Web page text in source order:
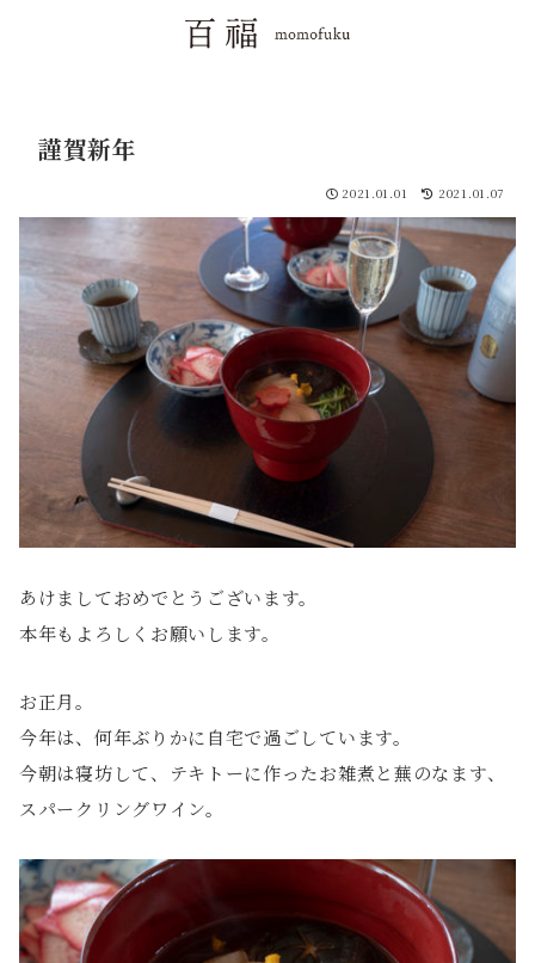
謹賀新年
2021.01.01 2021.01.07
あけましておめでとうございます。
本年もよろしくお願いします。
お正月。
今年は、何年ぶりかに自宅で過ごしています。
今朝は寝坊して、テキトーに作ったお雑煮と蕪のなます、
スパークリングワイン。